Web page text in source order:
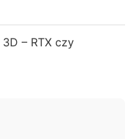
– RTX czy